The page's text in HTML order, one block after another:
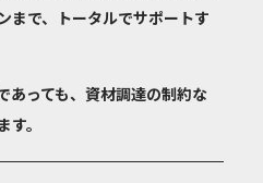
まで、トータルでサポートす
あっても、資材調達の制約な
。